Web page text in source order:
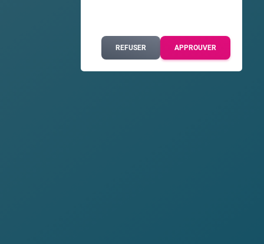
REFUSER APPROUVER